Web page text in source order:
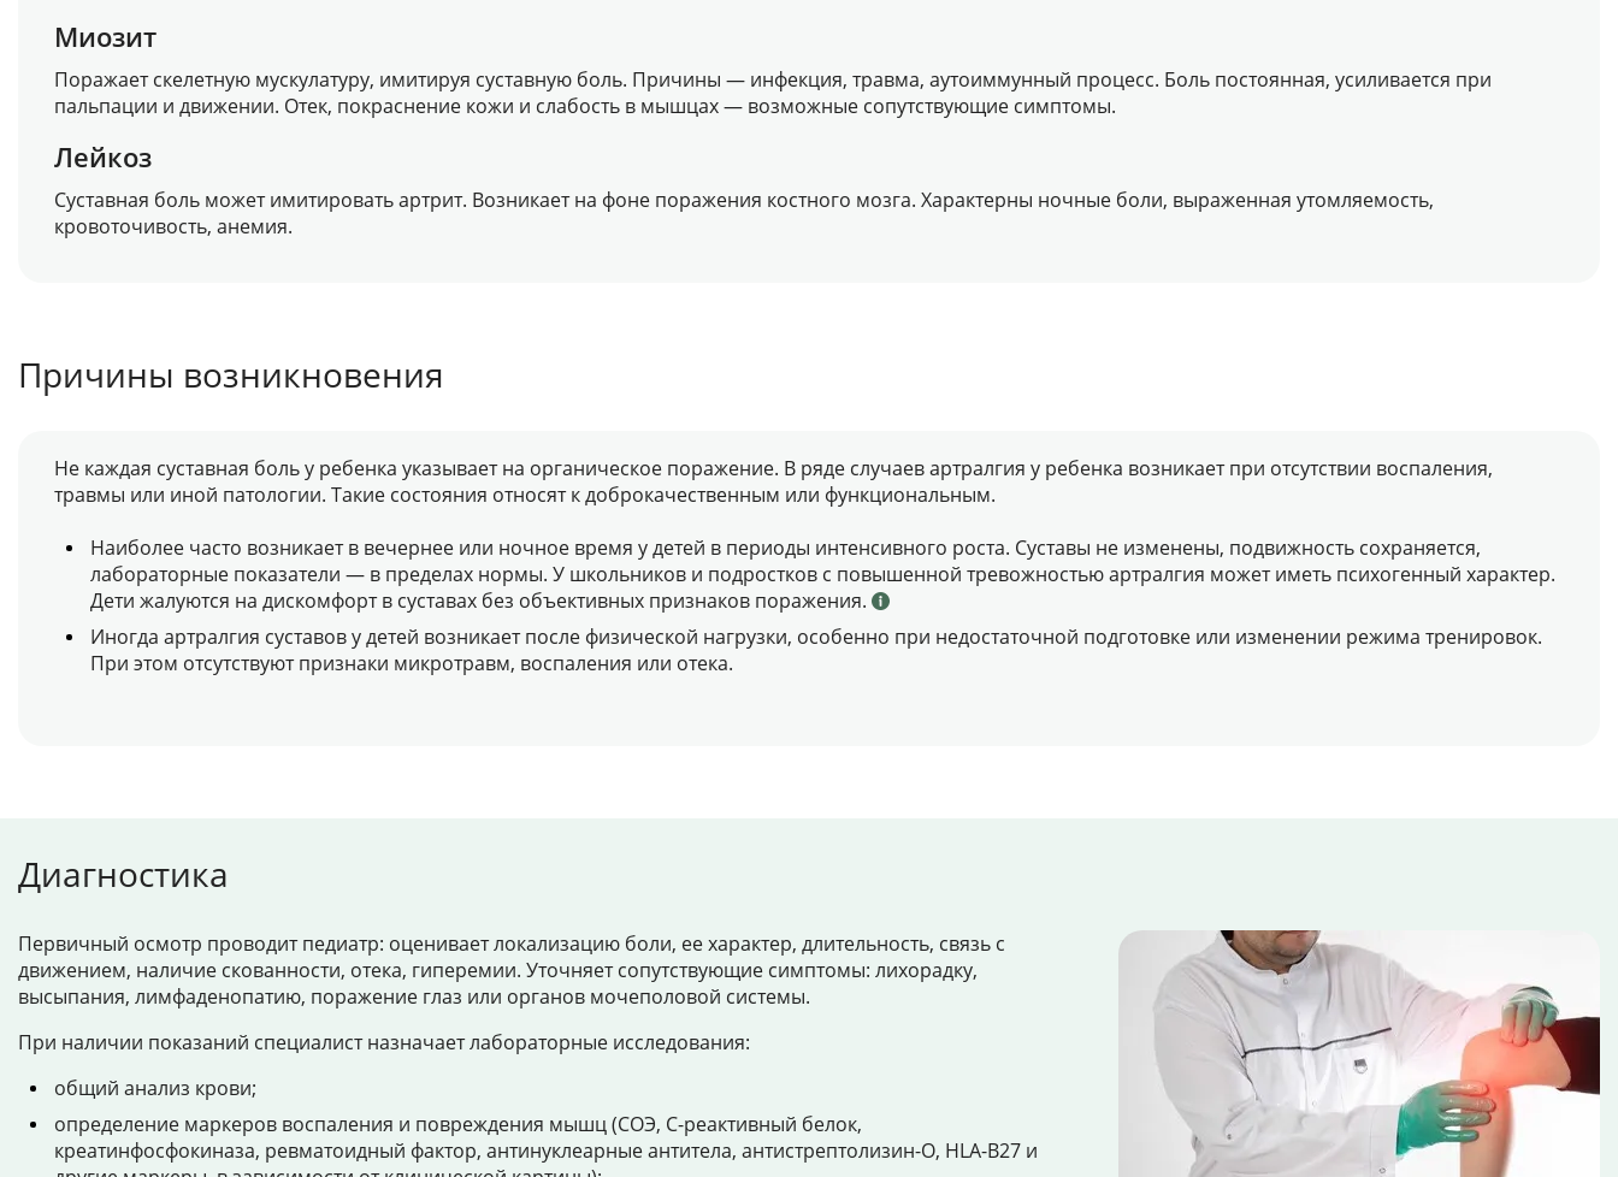
Миозит
Поражает скелетную мускулатуру, имитируя суставную боль. Причины — инфекция, травма, аутоиммунный процесс. Боль постоянная, усиливается при
пальпации и движении. Отек, покраснение кожи и слабость в мышцах — возможные сопутствующие симптомы.
Лейкоз
Суставная боль может имитировать артрит. Возникает на фоне поражения костного мозга. Характерны ночные боли, выраженная утомляемость,
кровоточивость, анемия.
Причины возникновения
Не каждая суставная боль у ребенка указывает на органическое поражение. В ряде случаев артралгия у ребенка возникает при отсутствии воспаления,
травмы или иной патологии. Такие состояния относят к доброкачественным или функциональным.
Наиболее часто возникает в вечернее или ночное время у детей в периоды интенсивного роста. Суставы не изменены, подвижность сохраняется,
лабораторные показатели — в пределах нормы. У школьников и подростков с повышенной тревожностью артралгия может иметь психогенный характер.
Дети жалуются на дискомфорт в суставах без объективных признаков поражения.
Иногда артралгия суставов у детей возникает после физической нагрузки, особенно при недостаточной подготовке или изменении режима тренировок.
При этом отсутствуют признаки микротравм, воспаления или отека.
Диагностика
Первичный осмотр проводит педиатр: оценивает локализацию боли, ее характер, длительность, связь с
движением, наличие скованности, отека, гиперемии. Уточняет сопутствующие симптомы: лихорадку,
высыпания, лимфаденопатию, поражение глаз или органов мочеполовой системы.
При наличии показаний специалист назначает лабораторные исследования:
общий анализ крови;
определение маркеров воспаления и повреждения мышц (СОЭ, С-реактивный белок,
креатинфосфокиназа, ревматоидный фактор, антинуклеарные антитела, антистрептолизин-О, HLA-B27 и